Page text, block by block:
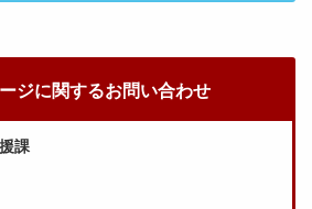
ジに関するお問い合わせ
課